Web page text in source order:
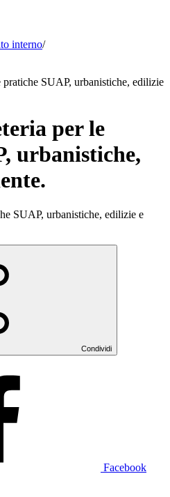
interno/
SUAP, urbanistiche, edilizie
per le
urbanistiche,
SUAP, urbanistiche, edilizie e
Condividi
Facebook